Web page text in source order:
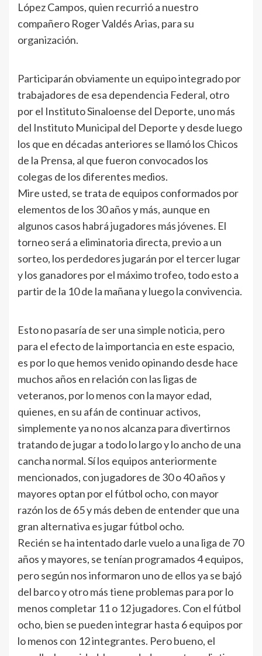
López Campos, quien recurrió a nuestro
compañero Roger Valdés Arias, para su
organización.
Participarán obviamente un equipo integrado por
trabajadores de esa dependencia Federal, otro
por el Instituto Sinaloense del Deporte, uno más
del Instituto Municipal del Deporte y desde luego
los que en décadas anteriores se llamó los Chicos
de la Prensa, al que fueron convocados los
colegas de los diferentes medios.
Mire usted, se trata de equipos conformados por
elementos de los 30 años y más, aunque en
algunos casos habrá jugadores más jóvenes. El
torneo será a eliminatoria directa, previo a un
sorteo, los perdedores jugarán por el tercer lugar
y los ganadores por el máximo trofeo, todo esto a
partir de la 10 de la mañana y luego la convivencia.
Esto no pasaría de ser una simple noticia, pero
para el efecto de la importancia en este espacio,
es por lo que hemos venido opinando desde hace
muchos años en relación con las ligas de
veteranos, por lo menos con la mayor edad,
quienes, en su afán de continuar activos,
simplemente ya no nos alcanza para divertirnos
tratando de jugar a todo lo largo y lo ancho de una
cancha normal. Sí los equipos anteriormente
mencionados, con jugadores de 30 o 40 años y
mayores optan por el fútbol ocho, con mayor
razón los de 65 y más deben de entender que una
gran alternativa es jugar fútbol ocho.
Recién se ha intentado darle vuelo a una liga de 70
años y mayores, se tenían programados 4 equipos,
pero según nos informaron uno de ellos ya se bajó
del barco y otro más tiene problemas para por lo
menos completar 11 o 12 jugadores. Con el fútbol
ocho, bien se pueden integrar hasta 6 equipos por
lo menos con 12 integrantes. Pero bueno, el